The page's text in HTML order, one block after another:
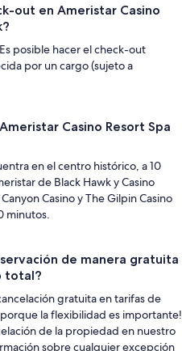
out en Ameristar Casino
posible hacer el check-out
por un cargo (sujeto a
Casino Resort Spa
en el centro histórico, a 10
de Black Hawk y Casino
Casino y The Gilpin Casino
minutos.
de manera gratuita
total?
gratuita en tarifas de
la flexibilidad es importante!
de la propiedad en nuestro
sobre cualquier excepción